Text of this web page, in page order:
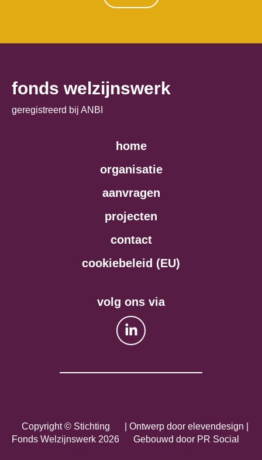
fonds welzijnswerk
geregistreerd bij ANBI
home
organisatie
aanvragen
projecten
contact
cookiebeleid (EU)
volg ons via
Copyright © Stichting
Fonds Welzijnswerk 2026
Ontwerp door elevendesign
Gebouwd door PR Social